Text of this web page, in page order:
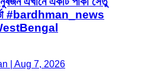
#bardhman_news
| Aug 7, 2026